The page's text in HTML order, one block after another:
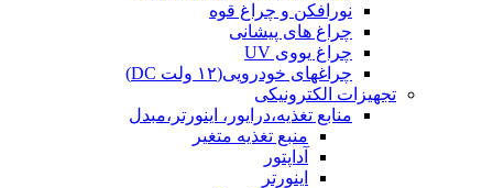
نورافکن و چراغ قوه
چراغ های پیشانی
چراغ یووی UV
چراغهای خودرویی(۱۲ ولت DC)
تجهیزات الکترونیکی
منابع تغذیه،درایور، اینورتر،مبدل
منبع تغذیه متغیر
آداپتور
اینورتر